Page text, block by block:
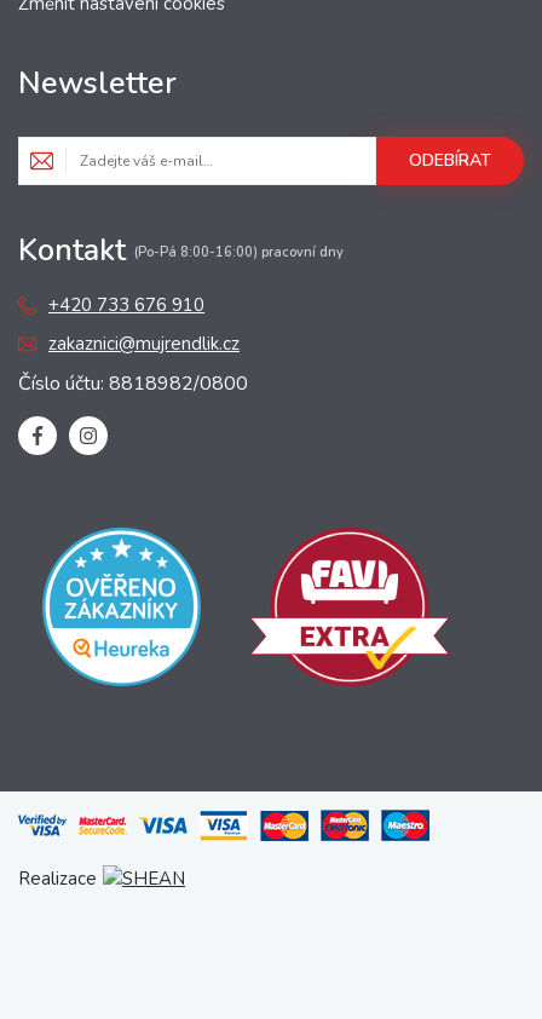
Newsletter
ODEBÍRAT
Kontakt (Po-Pá 8:00-16:00) pracovní dny
+420 733 676 910
zakaznici@mujrendlik.cz
Číslo účtu: 8818982/0800
Realizace